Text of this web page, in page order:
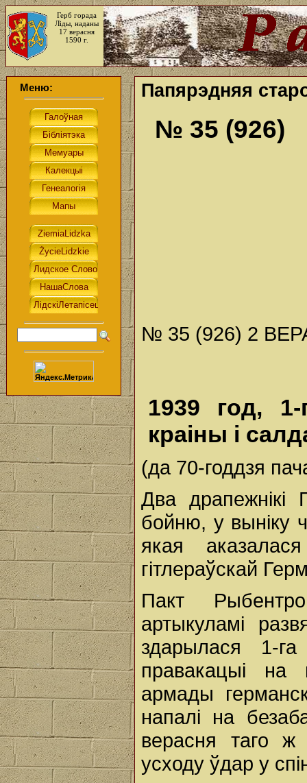
Герб горада
Ліды, наданы
17 верасня
1590 г.
Меню: Папярэдняя
№ 35 (926)
№ 35 (926) 2
1939 год,
краіны і
(да 70-годдзя
Два драпежнікі
бойню, у выніку
якая
гітлераўскай
Пакт
артыкуламі
здарылася 1-
правакацыі на
армады
напалі на
верасня таго ж
усходу ўдар у